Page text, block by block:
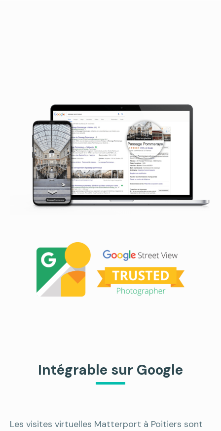
Intégrable sur Google
Les visites virtuelles Matterport à Poitiers sont